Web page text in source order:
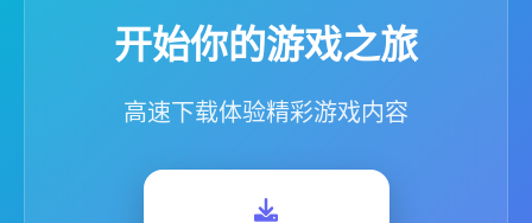
开始你的游戏之旅
高速下载体验精彩游戏内容